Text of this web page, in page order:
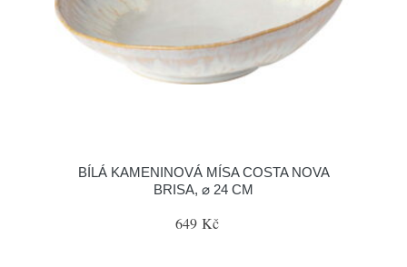
BÍLÁ KAMENINOVÁ MÍSA COSTA NOVA
BRISA, ⌀ 24 CM
649 Kč